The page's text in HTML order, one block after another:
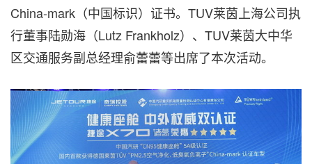
China-mark（中国标识）证书。TUV莱茵上海公司执
行董事陆勋海（Lutz Frankholz）、TUV莱茵大中华
区交通服务副总经理俞蕾蕾等出席了本次活动。